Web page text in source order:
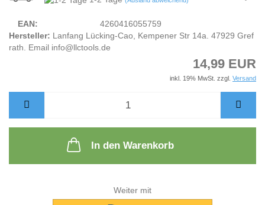
EAN:
4260416055759
Hersteller: Lanfang Lücking-Cao, Kempener Str 14a. 47929 Gref
rath. Email info@llctools.de
14,99 EUR
inkl. 19% MwSt. zzgl. Versand
In den Warenkorb
Weiter mit